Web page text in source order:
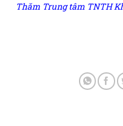
Thăm Trung tâm TNTH